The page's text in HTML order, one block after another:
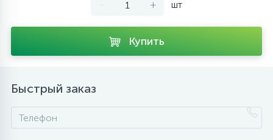
Душевые системы
- + шт
Купить
Быстрый заказ